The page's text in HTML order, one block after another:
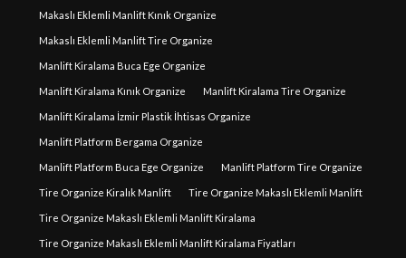
Makaslı Eklemli Manlift Kınık Organize
Makaslı Eklemli Manlift Tire Organize
Manlift Kiralama Buca Ege Organize
Manlift Kiralama Kınık Organize Manlift Kiralama Tire Organize
Manlift Kiralama İzmir Plastik İhtisas Organize
Manlift Platform Bergama Organize
Manlift Platform Buca Ege Organize Manlift Platform Tire Organize
Tire Organize Kiralık Manlift Tire Organize Makaslı Eklemli Manlift
Tire Organize Makaslı Eklemli Manlift Kiralama
Tire Organize Makaslı Eklemli Manlift Kiralama Fiyatları